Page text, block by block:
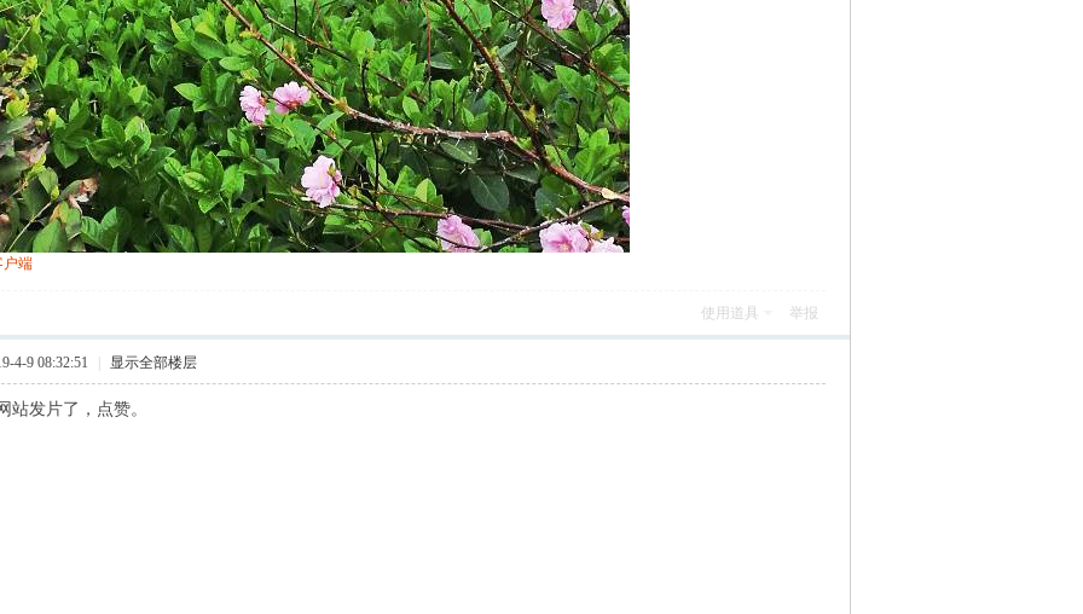
户端
使用道具 举报
4-9 08:32:51 显示全部楼层
站发片了，点赞。